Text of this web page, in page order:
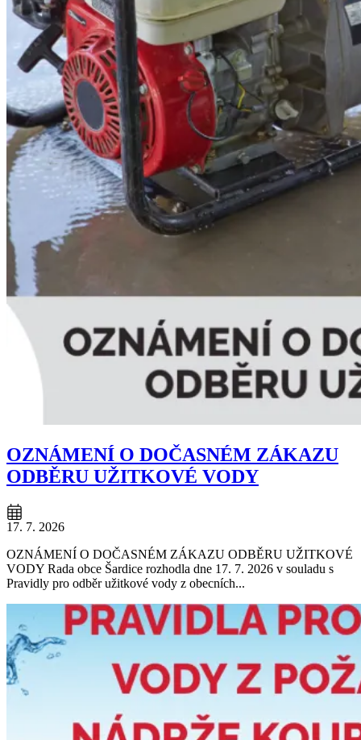
OZNÁMENÍ O DOČASNÉM ZÁKAZU
ODBĚRU UŽITKOVÉ VODY
17. 7. 2026
OZNÁMENÍ O DOČASNÉM ZÁKAZU ODBĚRU UŽITKOVÉ
VODY Rada obce Šardice rozhodla dne 17. 7. 2026 v souladu s
Pravidly pro odběr užitkové vody z obecních...